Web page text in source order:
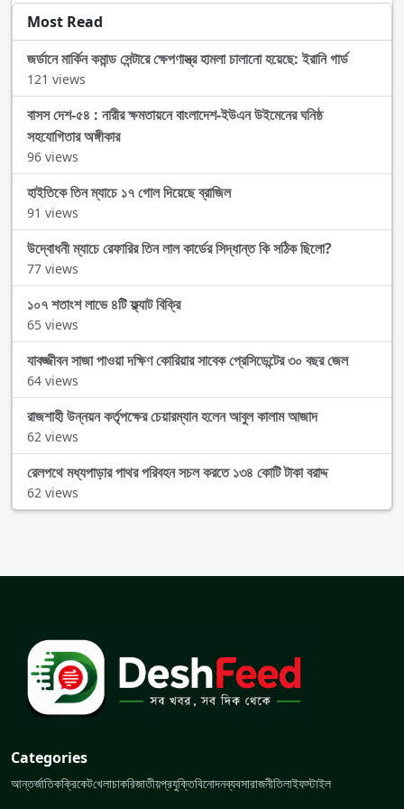
Most Read
জর্ডানে মার্কিন কমান্ড সেন্টারে ক্ষেপণাস্ত্র হামলা চালানো হয়েছে: ইরানি গার্ড
121 views
বাসস দেশ-৫৪ : নারীর ক্ষমতায়নে বাংলাদেশ-ইউএন উইমেনের ঘনিষ্ঠ
সহযোগিতার অঙ্গীকার
96 views
হাইতিকে তিন ম্যাচে ১৭ গোল দিয়েছে ব্রাজিল
91 views
উদ্বোধনী ম্যাচে রেফারির তিন লাল কার্ডের সিদ্ধান্ত কি সঠিক ছিলো?
77 views
১০৭ শতাংশ লাভে ৪টি ফ্ল্যাট বিক্রি
65 views
যাবজ্জীবন সাজা পাওয়া দক্ষিণ কোরিয়ার সাবেক প্রেসিডেন্টের ৩০ বছর জেল
64 views
রাজশাহী উন্নয়ন কর্তৃপক্ষের চেয়ারম্যান হলেন আবুল কালাম আজাদ
62 views
রেলপথে মধ্যপাড়ার পাথর পরিবহন সচল করতে ১৩৪ কোটি টাকা বরাদ্দ
62 views
Categories
আন্তর্জাতিকক্রিকেটখেলাচাকরিজাতীয়প্রযুক্তিবিনোদনব্যবসারাজনীতিলাইফস্টাইল